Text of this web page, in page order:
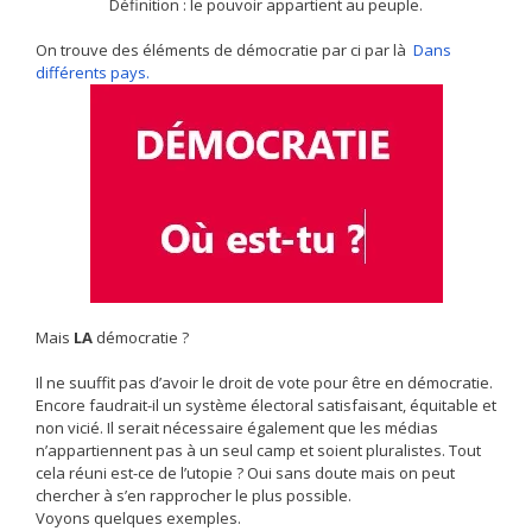
Définition : le pouvoir appartient au peuple.
On trouve des éléments de démocratie par ci par là Dans
différents pays.
Mais LA démocratie ?
Il ne suuffit pas d’avoir le droit de vote pour être en démocratie.
Encore faudrait-il un système électoral satisfaisant, équitable et
non vicié. Il serait nécessaire également que les médias
n’appartiennent pas à un seul camp et soient pluralistes. Tout
cela réuni est-ce de l’utopie ? Oui sans doute mais on peut
chercher à s’en rapprocher le plus possible.
Voyons quelques exemples.